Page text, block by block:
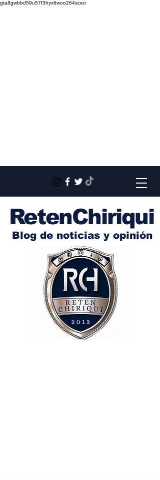
gta8gwbbd59u57f3hyx6woo264sceo
RetenChiriqui
Blog de noticias y opinión